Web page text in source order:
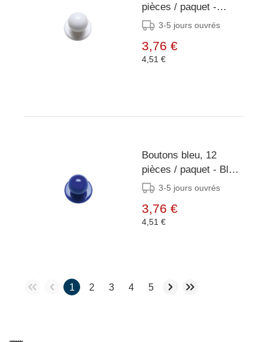
pièces / paquet -
Blanc - Pack
3-5 jours ouvrés
3,76 €
4,51 €
Boutons bleu, 12
pièces / paquet - Bleu
- Pack3-5 jours ouvrés
3,76 €
4,51 €
1 2 3 4 5